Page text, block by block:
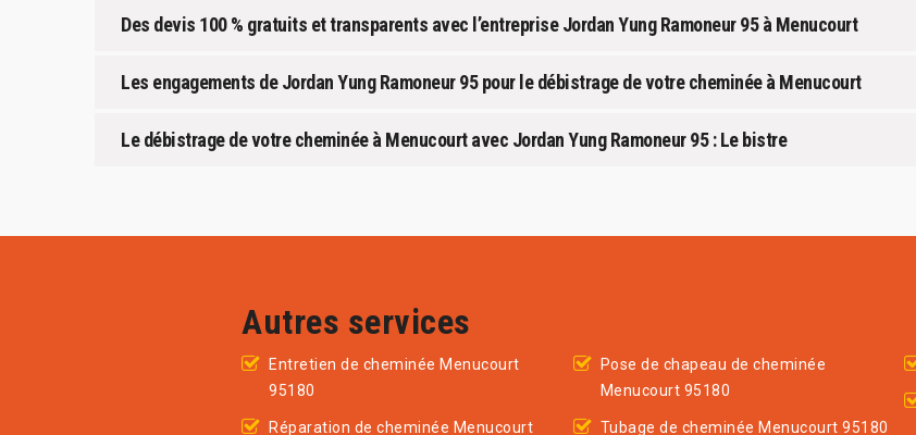
Des devis 100 % gratuits et transparents avec l’entreprise Jordan Yung Ramoneur 95 à Menucourt
Les engagements de Jordan Yung Ramoneur 95 pour le débistrage de votre cheminée à Menucourt
Le débistrage de votre cheminée à Menucourt avec Jordan Yung Ramoneur 95 : Le bistre
Autres services
Entretien de cheminée Menucourt
95180
Réparation de cheminée Menucourt
Pose de chapeau de cheminée
Menucourt 95180
Tubage de cheminée Menucourt 95180